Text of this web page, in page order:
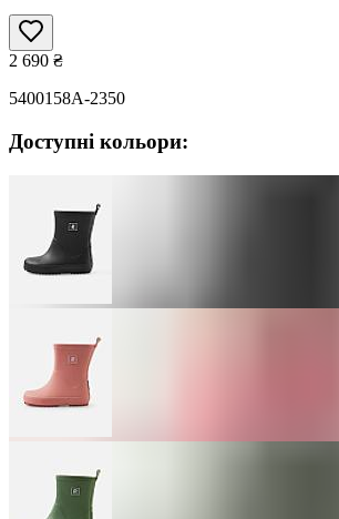
2 690 ₴
5400158A-2350
Доступні кольори: